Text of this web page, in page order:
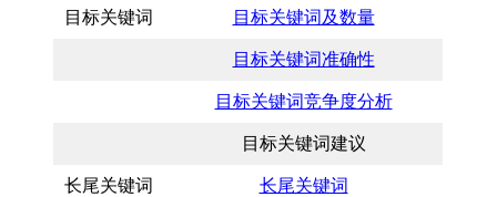
目标关键词 目标关键词及数量
目标关键词准确性
目标关键词竞争度分析
目标关键词建议
长尾关键词 长尾关键词